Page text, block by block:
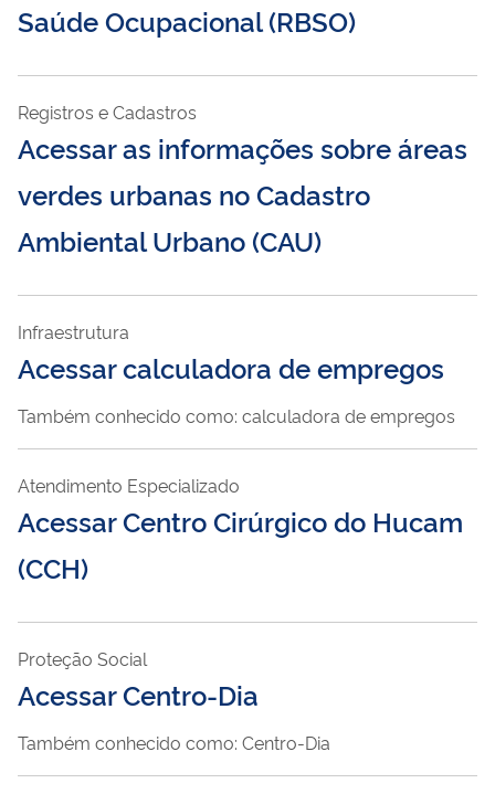
Saúde Ocupacional (RBSO)
Registros e Cadastros
Acessar as informações sobre áreas
verdes urbanas no Cadastro
Ambiental Urbano (CAU)
Infraestrutura
Acessar calculadora de empregos
Também conhecido como: calculadora de empregos
Atendimento Especializado
Acessar Centro Cirúrgico do Hucam
(CCH)
Proteção Social
Acessar Centro-Dia
Também conhecido como: Centro-Dia